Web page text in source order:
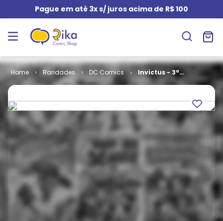
Pague em até 3x s/ juros acima de R$ 100
Raridades DC Comics
Invictus - 3ª
Série # 60